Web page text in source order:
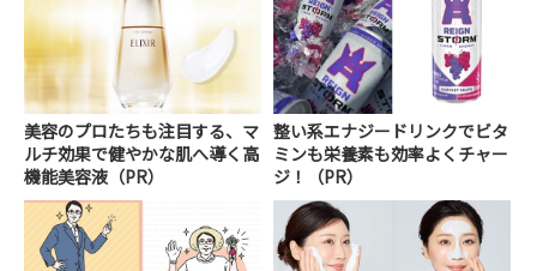
美容のプロたちも注目する、マ
ルチ効果で健やかな肌へ導く高
機能美容液（PR）
整い系エナジードリンクでビタ
ミンも栄養素も効率よくチャー
ジ！（PR）